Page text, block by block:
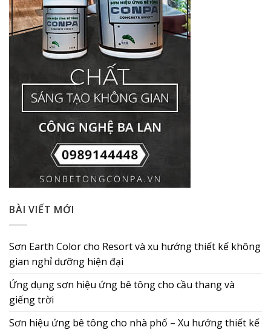
BÀI VIẾT MỚI
Sơn Earth Color cho Resort và xu hướng thiết kế không
gian nghỉ dưỡng hiện đại
Ứng dụng sơn hiệu ứng bê tông cho cầu thang và
giếng trời
Sơn hiệu ứng bê tông cho nhà phố – Xu hướng thiết kế